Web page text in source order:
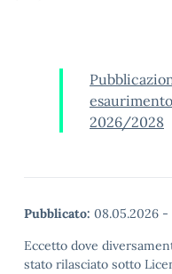
2026/2028
Pubblicato: 08.05.2026 -
Eccetto dove
stato rilasciato sotto